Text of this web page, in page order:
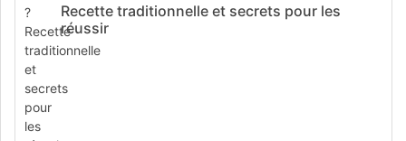
Recette traditionnelle et secrets pour les
réussir